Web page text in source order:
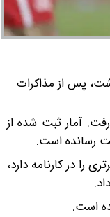
پس از مذاکرات
به میدان رفت. آمار ثبت شده از
را در کارنامه دارد،
است.